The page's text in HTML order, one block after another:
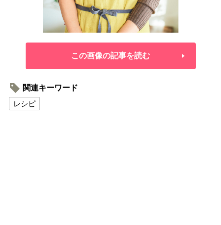
この画像の記事を読む
関連キーワード
レシピ